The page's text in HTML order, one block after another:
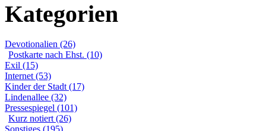
Kategorien
Devotionalien (26)
Postkarte nach Ehst. (10)
Exil (15)
Internet (53)
Kinder der Stadt (17)
Lindenallee (32)
Pressespiegel (101)
Kurz notiert (26)
Sonstiges (195)